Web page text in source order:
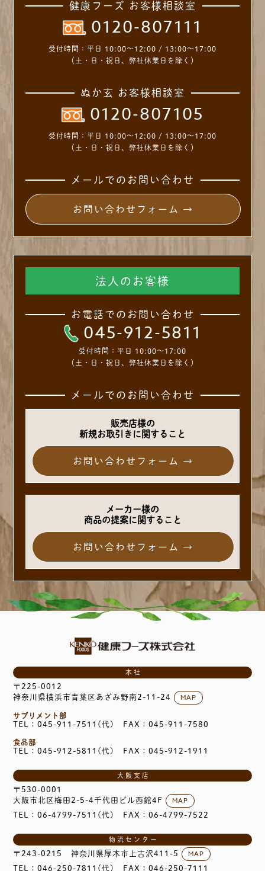
健康フーズ お客様相談室
0120-807111
受付時間： 平日 10:00～12:00 / 13:00～17:00
（土・日・祝日、弊社休業日を除く）
ぬか玄 お客様相談室
0120-807105
受付時間： 平日 10:00～12:00 / 13:00～17:00
（土・日・祝日、弊社休業日を除く）
メールでのお問い合わせ
お問い合わせフォーム →
法人のお客様
お電話でのお問い合わせ
045-912-5811
受付時間： 平日 10:00～17:00
（土・日・祝日、弊社休業日を除く）
メールでのお問い合わせ
販売店様の
新規お取引きに関すること
お問い合わせフォーム →
メーカー様の
商品の提案に関すること
お問い合わせフォーム →
本社
〒225-0012
神奈川県横浜市青葉区あざみ野南2-11-24
MAP
サプリメント部
TEL：045-911-7511(代) FAX：045-911-7580
食品部
TEL：045-912-5811(代) FAX：045-912-1911
大阪支店
〒530-0001
大阪市北区梅田2-5-4千代田ビル西館4F
MAP
TEL：06-4799-7511(代) FAX：06-4799-7522
物流センター
〒243-0215 神奈川県厚木市上古沢411-5 MAP
TEL：046-250-7811(代) FAX：046-250-7111